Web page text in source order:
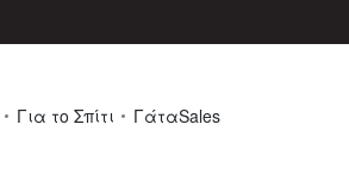
Για το Σπίτι ΓάταSales